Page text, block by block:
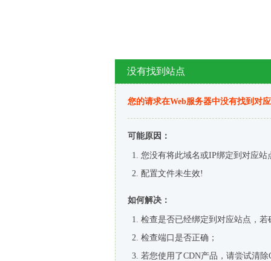
没有找到站点
您的请求在Web服务器中没有找到对
可能原因：
您没有将此域名或IP绑定到对应站
配置文件未生效!
如何解决：
检查是否已经绑定到对应站点，
检查端口是否正确；
若您使用了CDN产品，请尝试清除